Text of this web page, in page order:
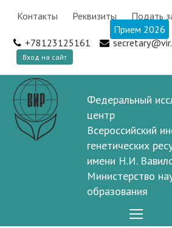
Контакты Реквизиты Подать
Прием 2026
+78123125161
Вход на сайт
Федеральный
центр
Всероссийский
генетических
имени Н.И.
Министерство
образования